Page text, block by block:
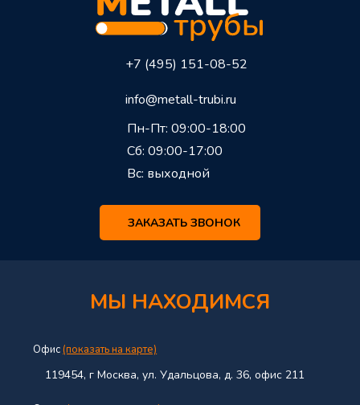
+7 (495) 151-08-52
info@metall-trubi.ru
Пн-Пт: 09:00-18:00
Сб: 09:00-17:00
Вс: выходной
ЗАКАЗАТЬ ЗВОНОК
МЫ НАХОДИМСЯ
Офис(показать на карте)
119454, г Москва, ул. Удальцова, д. 36, офис 211